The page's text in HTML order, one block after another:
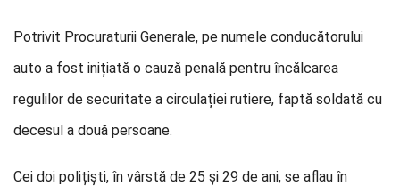
Potrivit Procuraturii Generale, pe numele conducătorului
auto a fost inițiată o cauză penală pentru încălcarea
regulilor de securitate a circulației rutiere, faptă soldată cu
decesul a două persoane.
Cei doi polițiști, în vârstă de 25 și 29 de ani, se aflau în